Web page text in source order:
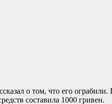
о том, что его
составила 1000 гривен.